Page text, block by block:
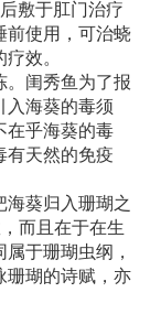
敷于肛门治疗
前使用，可治蛲
效。
闺秀鱼为了报
入海葵的毒须
在乎海葵的毒
有天然的免疫
葵归入珊瑚之
而且在于在生
于珊瑚虫纲，
珊瑚的诗赋，亦